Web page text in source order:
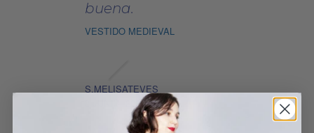
buena.
VESTIDO MEDIEVAL
S.MELISATEVES
2 JUNIO, 2025